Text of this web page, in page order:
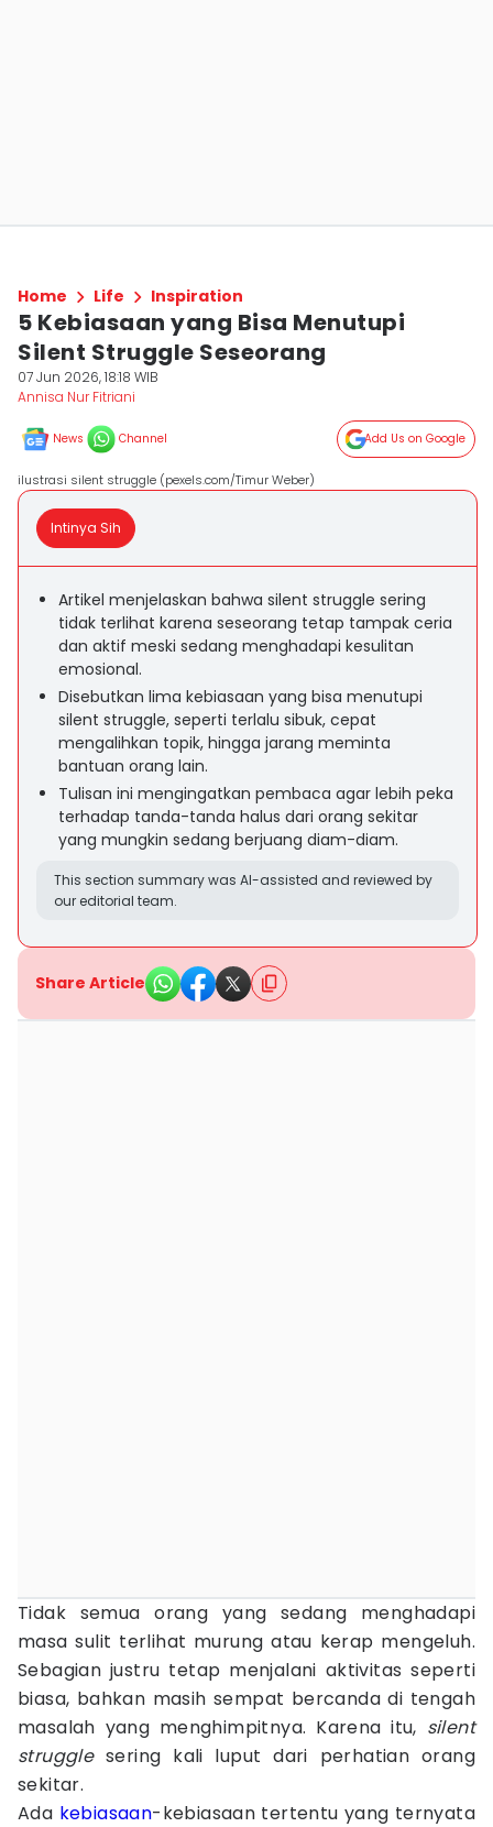
Home Life Inspiration
5 Kebiasaan yang Bisa Menutupi
Silent Struggle Seseorang
07 Jun 2026, 18:18 WIB
Annisa Nur Fitriani
News Channel Add Us on Google
ilustrasi silent struggle (pexels.com/Timur Weber)
Intinya Sih
Artikel menjelaskan bahwa silent struggle sering
tidak terlihat karena seseorang tetap tampak ceria
dan aktif meski sedang menghadapi kesulitan
emosional.
Disebutkan lima kebiasaan yang bisa menutupi
silent struggle, seperti terlalu sibuk, cepat
mengalihkan topik, hingga jarang meminta
bantuan orang lain.
Tulisan ini mengingatkan pembaca agar lebih peka
terhadap tanda-tanda halus dari orang sekitar
yang mungkin sedang berjuang diam-diam.
This section summary was AI-assisted and reviewed by
our editorial team.
Share Article
Tidak semua orang yang sedang menghadapi
masa sulit terlihat murung atau kerap mengeluh.
Sebagian justru tetap menjalani aktivitas seperti
biasa, bahkan masih sempat bercanda di tengah
masalah yang menghimpitnya. Karena itu, silent
strugglesering kali luput dari perhatian orang
sekitar.
Ada kebiasaan-kebiasaan tertentu yang ternyata